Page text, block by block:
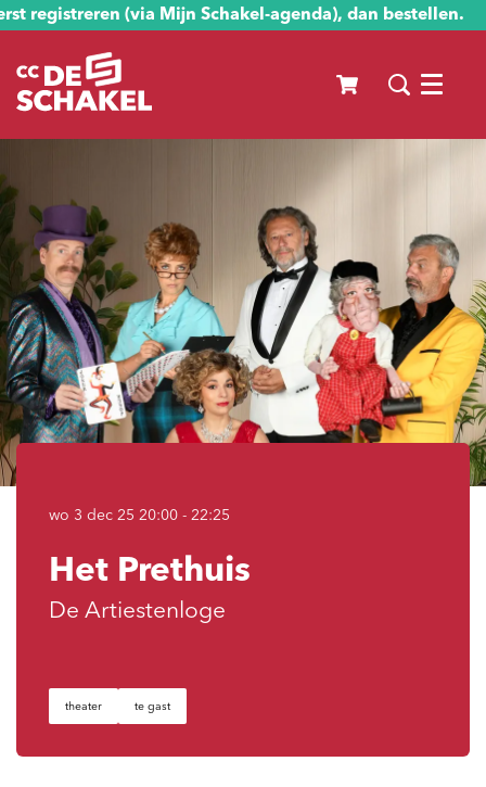
registreren (via Mijn Schakel-agenda), dan bestellen.
Menu
Het Prethuis
De Artiestenloge
wo 3 dec 25 20:00 - 22:25
theater te gast